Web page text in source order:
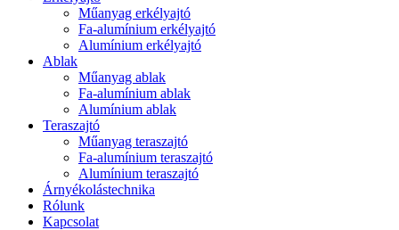
Műanyag erkélyajtó
Fa-alumínium erkélyajtó
Alumínium erkélyajtó
Ablak
Műanyag ablak
Fa-alumínium ablak
Alumínium ablak
Teraszajtó
Műanyag teraszajtó
Fa-alumínium teraszajtó
Alumínium teraszajtó
Árnyékolástechnika
Rólunk
Kapcsolat